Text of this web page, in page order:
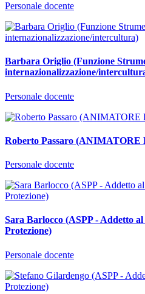
Personale docente
Barbara Origlio (Funzione
internazionalizzazione/
Personale docente
Roberto Passaro
Personale docente
Sara Barlocco (ASPP - Addetto
Protezione)
Personale docente